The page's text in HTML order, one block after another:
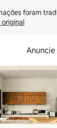
original
Anuncie